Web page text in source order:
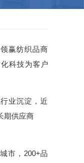
赢纺织品商
科技为客户
业沉淀，近
期供应商
市，200+品